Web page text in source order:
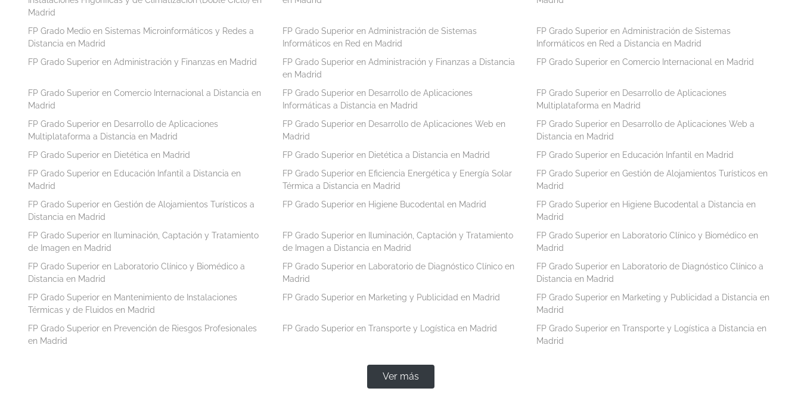
Madrid
FP Grado Medio en Sistemas Microinformáticos y Redes a
Distancia en Madrid
FP Grado Superior en Administración de Sistemas
Informáticos en Red en Madrid
FP Grado Superior en Administración de Sistemas
Informáticos en Red a Distancia en Madrid
FP Grado Superior en Administración y Finanzas en Madrid
FP Grado Superior en Administración y Finanzas a Distancia
en Madrid
FP Grado Superior en Comercio Internacional en Madrid
FP Grado Superior en Comercio Internacional a Distancia en
Madrid
FP Grado Superior en Desarrollo de Aplicaciones
Informáticas a Distancia en Madrid
FP Grado Superior en Desarrollo de Aplicaciones
Multiplataforma en Madrid
FP Grado Superior en Desarrollo de Aplicaciones
Multiplataforma a Distancia en Madrid
FP Grado Superior en Desarrollo de Aplicaciones Web en
Madrid
FP Grado Superior en Desarrollo de Aplicaciones Web a
Distancia en Madrid
FP Grado Superior en Dietética en Madrid
FP Grado Superior en Dietética a Distancia en Madrid
FP Grado Superior en Educación Infantil en Madrid
FP Grado Superior en Educación Infantil a Distancia en
Madrid
FP Grado Superior en Eficiencia Energética y Energía Solar
Térmica a Distancia en Madrid
FP Grado Superior en Gestión de Alojamientos Turísticos en
Madrid
FP Grado Superior en Gestión de Alojamientos Turísticos a
Distancia en Madrid
FP Grado Superior en Higiene Bucodental en Madrid
FP Grado Superior en Higiene Bucodental a Distancia en
Madrid
FP Grado Superior en Iluminación, Captación y Tratamiento
de Imagen en Madrid
FP Grado Superior en Iluminación, Captación y Tratamiento
de Imagen a Distancia en Madrid
FP Grado Superior en Laboratorio Clínico y Biomédico en
Madrid
FP Grado Superior en Laboratorio Clínico y Biomédico a
Distancia en Madrid
FP Grado Superior en Laboratorio de Diagnóstico Clínico en
Madrid
FP Grado Superior en Laboratorio de Diagnóstico Clínico a
Distancia en Madrid
FP Grado Superior en Mantenimiento de Instalaciones
Térmicas y de Fluidos en Madrid
FP Grado Superior en Marketing y Publicidad en Madrid
FP Grado Superior en Marketing y Publicidad a Distancia en
Madrid
FP Grado Superior en Prevención de Riesgos Profesionales
en Madrid
FP Grado Superior en Transporte y Logística en Madrid
FP Grado Superior en Transporte y Logística a Distancia en
Madrid
Ver más